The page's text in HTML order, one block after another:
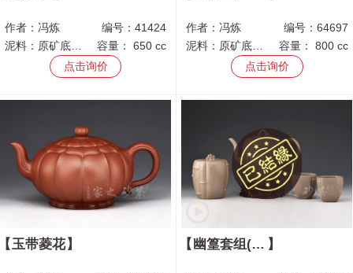
作者： 冯炼 编号：41424
泥料： 原矿底槽青 容量：650 cc
点击询价
作者： 冯炼 编号：64697
泥料： 原矿底槽青 容量：800 cc
点击询价
玉带菱花 幽篁套组(刘一飞刻绘)